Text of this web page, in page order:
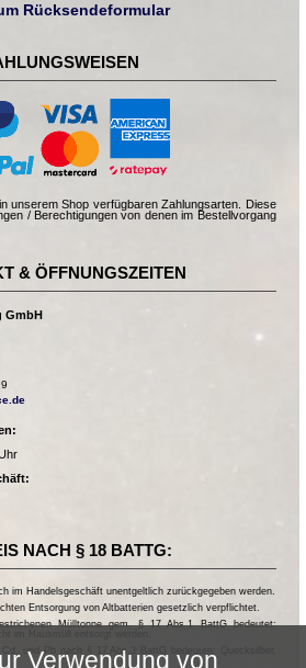
Rücksendeformular
unserem Shop verfügbaren Zahlungsarten. Diese
/ Berechtigungen von denen im Bestellvorgang
& ÖFFNUNGSZEITEN
GmbH
NACH § 18 BATTG:
im Handelsgeschäft unentgeltlich zurückgegeben werden.
Entsorgung von Altbatterien gesetzlich verpflichtet.
Mülltonne gem. § 17 Abs.1 BattG bedeutet:
und Pb nach § 17 Abs.3 BattG bedeuten: Quecksilber,
Verwendung von